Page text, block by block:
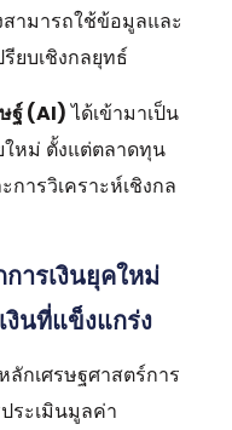
ามารถใช้ข้อมูลและ
ยบเชิงกลยุทธ์
ฐ์ (AI)ได้เข้ามาเป็น
หม่ ตั้งแต่ตลาดทุน
ารวิเคราะห์เชิงกล
ารเงินยุคใหม่
งินที่แข็งแกร่ง
ลักเศรษฐศาสตร์การ
ระเมินมูลค่า